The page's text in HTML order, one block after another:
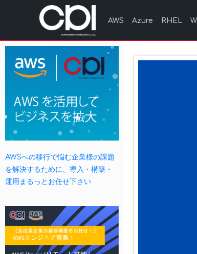
AWS Azure RHEL
AWSへの移行で悩む企業様の課題
を解決するために、導入・構築・
運用まるっとお任せ下さい